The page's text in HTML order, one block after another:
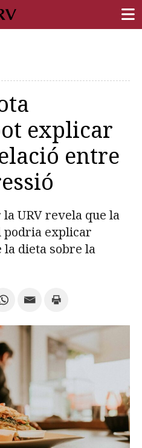
avançada
de la URV Agenda
ENGLISH
explicar
entre
URV revela que la
explicar
la dieta sobre la